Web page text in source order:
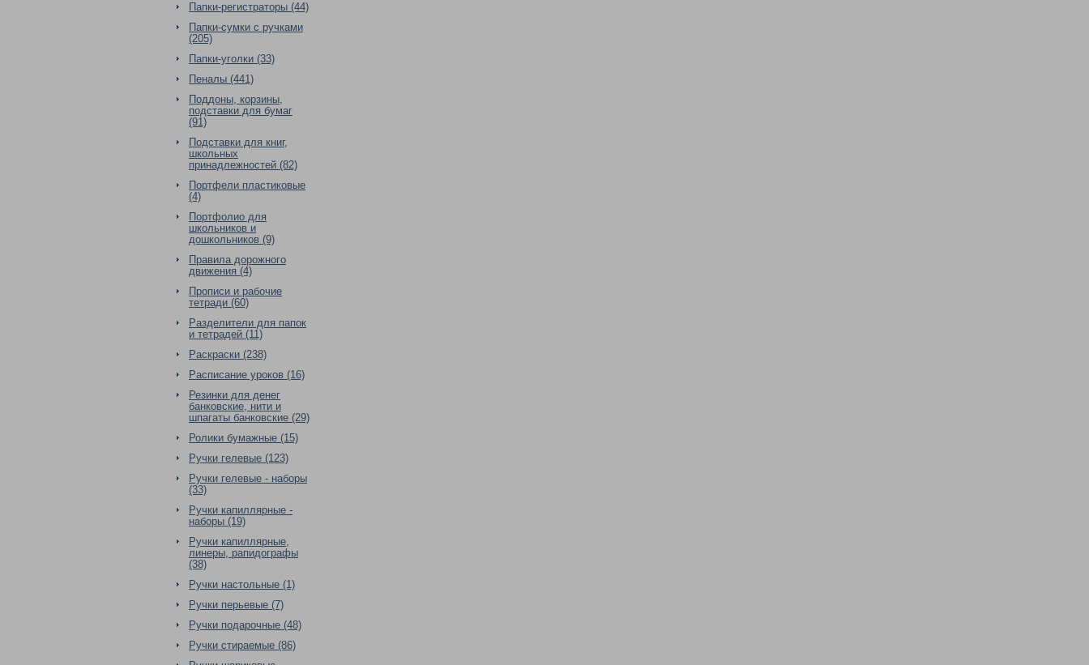
Папки-регистраторы (44)
Папки-сумки с ручками
(205)
Папки-уголки (33)
Пеналы (441)
Поддоны, корзины,
подставки для бумаг
(91)
Подставки для книг,
школьных
принадлежностей (82)
Портфели пластиковые
(4)
Портфолио для
школьников и
дошкольников (9)
Правила дорожного
движения (4)
Прописи и рабочие
тетради (60)
Разделители для папок
и тетрадей (11)
Раскраски (238)
Расписание уроков (16)
Резинки для денег
банковские, нити и
шпагаты банковские (29)
Ролики бумажные (15)
Ручки гелевые (123)
Ручки гелевые - наборы
(33)
Ручки капиллярные -
наборы (19)
Ручки капиллярные,
линеры, рапидографы
(38)
Ручки настольные (1)
Ручки перьевые (7)
Ручки подарочные (48)
Ручки стираемые (86)